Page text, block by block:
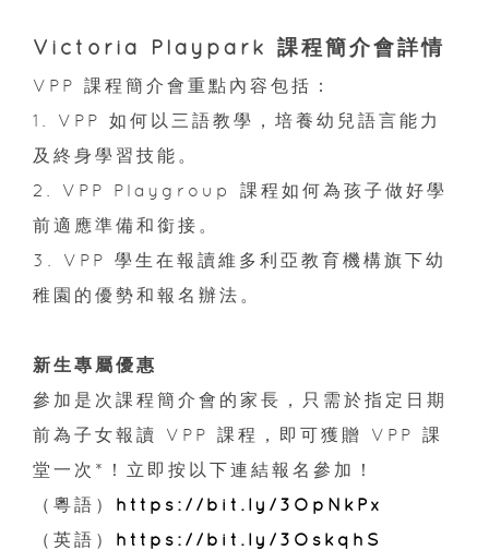
Victoria Playpark 課程簡介會詳情
VPP 課程簡介會重點內容包括：
1. VPP 如何以三語教學，培養幼兒語言能力
及終身學習技能。
2. VPP Playgroup 課程如何為孩子做好學
前適應準備和銜接。
3. VPP 學生在報讀維多利亞教育機構旗下幼
稚園的優勢和報名辦法。
新生專屬優惠
參加是次課程簡介會的家長，只需於指定日期
前為子女報讀 VPP 課程，即可獲贈 VPP 課
堂一次*！立即按以下連結報名參加！
（粵語） https://bit.ly/3OpNkPx
（英語） https://bit.ly/3OskqhS